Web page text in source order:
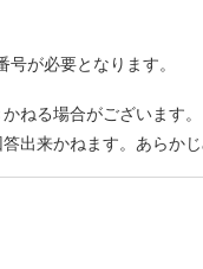
が必要となります。
ねる場合がございます。
出来かねます。あらか